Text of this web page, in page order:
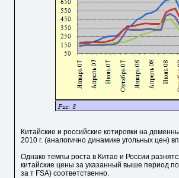
Китайские и российские котировки на
2010 г. (аналогично динамике угольных цен)
Однако темпы роста в Китае и России
китайские цены за указанный выше период
за т FSA) соответственно.